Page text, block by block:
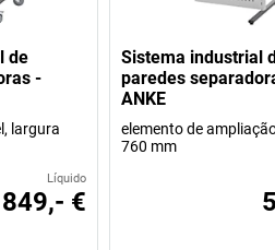
de
-
largura
Líquido
849,- €
Sistema industrial
paredes
ANKE
elemento de
760 mm